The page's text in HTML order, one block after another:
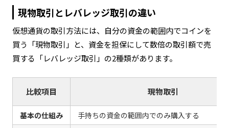
現物取引とレバレッジ取引の違い
仮想通貨の取引方法には、自分の資金の範囲内でコインを
買う「現物取引」と、資金を担保にして数倍の取引額で売
買する「レバレッジ取引」の2種類があります。
比較項目 現物取引
基本の仕組み 手持ちの資金の範囲内でのみ購入する